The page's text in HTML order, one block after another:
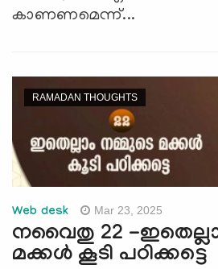
കാണണമെന്ന്...
RAMADAN THOUGHTS
Web desk Mar 23, 2025
നവൈതു 22 -
മക്കള്‍ കൂടി പഠിക്കട്ടെ